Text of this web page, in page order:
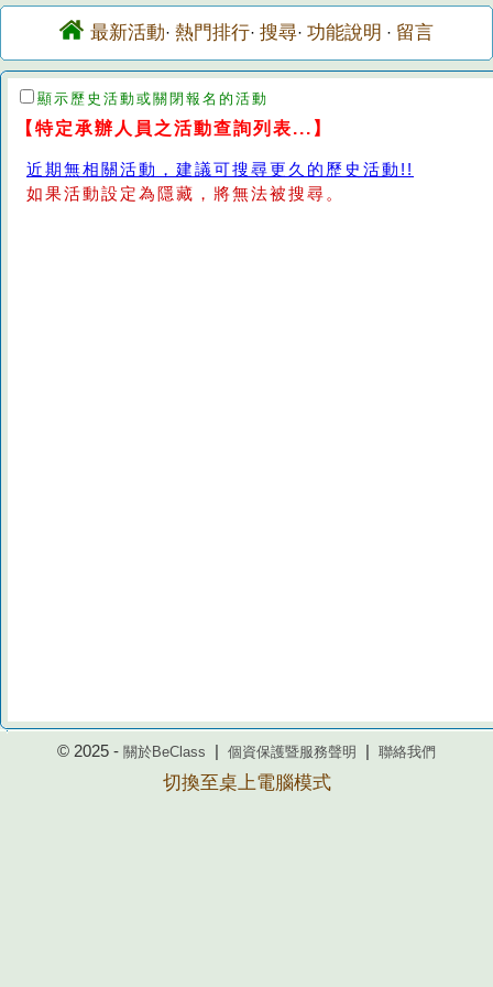
最新活動· 熱門排行· 搜尋· 功能說明 · 留言
顯示歷史活動或關閉報名的活動
【特定承辦人員之活動查詢列表...】
近期無相關活動，建議可搜尋更久的歷史活動!!
如果活動設定為隱藏，將無法被搜尋。
© 2025 - 關於BeClass 個資保護暨服務聲明 聯絡我們
切換至桌上電腦模式